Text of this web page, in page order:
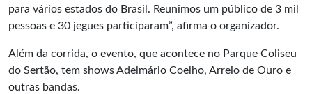
para vários estados do Brasil. Reunimos um público de 3 mil
pessoas e 30 jegues participaram”, afirma o organizador.
Além da corrida, o evento, que acontece no Parque Coliseu
do Sertão, tem shows Adelmário Coelho, Arreio de Ouro e
outras bandas.